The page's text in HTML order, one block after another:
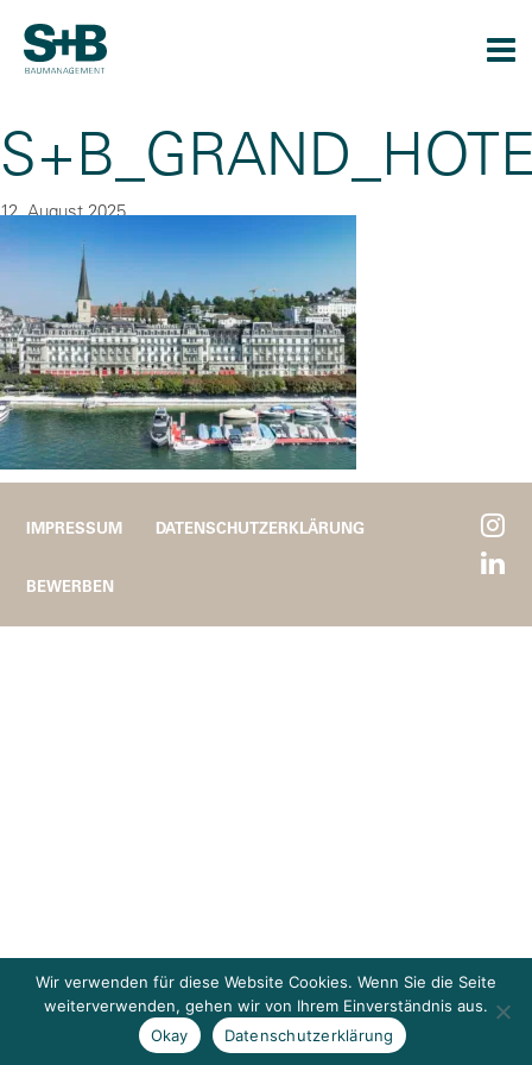
12. August 2025
ByCU
IMPRESSUM DATENSCHUTZERKLÄRUNG
BEWERBEN
Wir verwenden für diese Website Cookies. Wenn Sie die Seite
weiterverwenden, gehen wir von Ihrem Einverständnis aus.
Okay
Datenschutzerklärung